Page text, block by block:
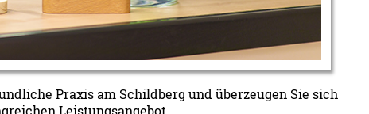
Praxis am Schildberg und überzeugen Sie sich
Leistungsangebot.